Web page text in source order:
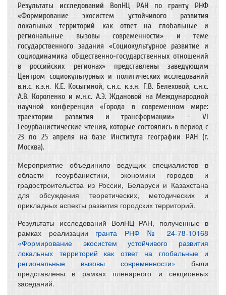
Результаты исследований ВолНЦ РАН по гранту РНФ
«Формирование экосистем устойчивого развития
локальных территорий как ответ на глобальные и
региональные вызовы современности» и теме
государственного задания «Социокультурное развитие и
социодинамика общественно-государственных отношений
в российских регионах» представлены заведующим
Центром социокультурных и политических исследований
в.н.с. к.э.н. К.Е. Косыгиной, с.н.с. к.э.н. Г.В. Белеховой, с.н.с.
А.В. Короленко и м.н.с. А.Э. Ждановой на Международной
научной конференции «Города в современном мире:
траектории развития и трансформации» – VI
Геоурбанистические чтения, которые состоялись в период с
23 по 25 апреля на базе Института географии РАН (г.
Москва).
Мероприятие объединило ведущих специалистов в
области геоурбанистики, экономики городов и
градостроительства из России, Беларуси и Казахстана
для обсуждения теоретических, методических и
прикладных аспекты развития городских территорий.
Результаты исследований ВолНЦ РАН, полученные в
рамках реализации гранта РНФ № 24-78-10168
«Формирование экосистем устойчивого развития
локальных территорий как ответ на глобальные и
региональные вызовы современности» были
представлены в рамках пленарного и секционных
заседаний.